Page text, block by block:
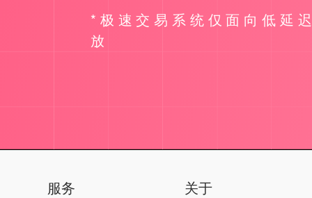
*极速交易系统仅面向低延
放
服务 关于